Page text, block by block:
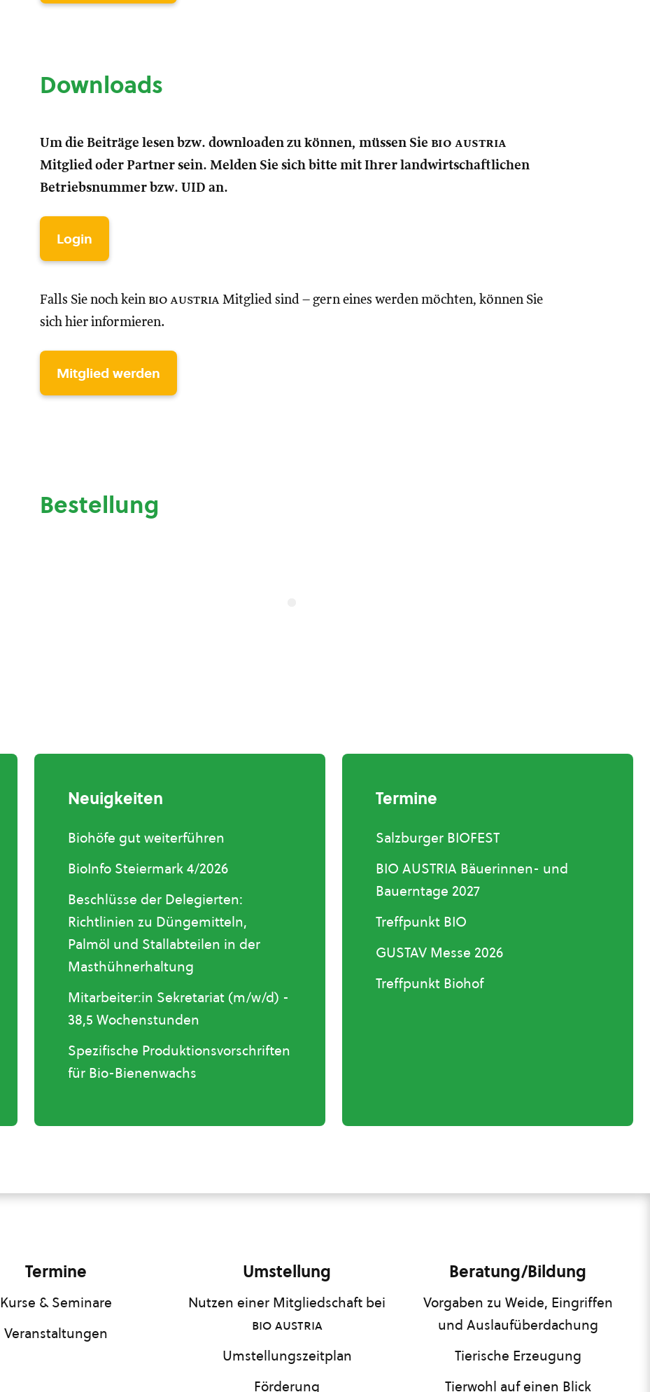
Downloads
Um die Beiträge lesen bzw. downloaden zu können, müssen Sie bio austria
Mitglied oder Partner sein. Melden Sie sich bitte mit Ihrer landwirtschaftlichen
Betriebsnummer bzw. UID an.
Login
Falls Sie noch kein bio austria Mitglied sind – gern eines werden möchten, können Sie
sich hier informieren.
Mitglied werden
Bestellung
Neuigkeiten
Biohöfe gut weiterführen
BioInfo Steiermark 4/2026
Beschlüsse der Delegierten:
Richtlinien zu Düngemitteln,
Palmöl und Stallabteilen in der
Masthühnerhaltung
Mitarbeiter:in Sekretariat (m/w/d) -
38,5 Wochenstunden
Spezifische Produktionsvorschriften
für Bio-Bienenwachs
Termine
Salzburger BIOFEST
BIO AUSTRIA Bäuerinnen- und
Bauerntage 2027
Treffpunkt BIO
GUSTAV Messe 2026
Treffpunkt Biohof
Termine
Kurse & Seminare
Veranstaltungen
Umstellung
Nutzen einer Mitgliedschaft bei
bio austria
Umstellungszeitplan
Förderung
Beratung/Bildung
Vorgaben zu Weide, Eingriffen
und Auslaufüberdachung
Tierische Erzeugung
Tierwohl auf einen Blick